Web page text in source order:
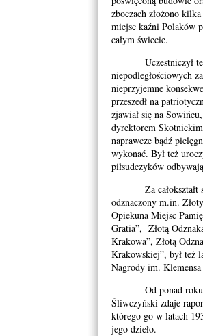
zboczach złożono
miejsc kaźni Polaków
całym świecie.
Uczestniczył też
niepodległościowych
nieprzyjemne
przeszedł na
zjawiał się na
dyrektorem
naprawcze bądź
wykonać. Był też
piłsudczyków
Za całokształt
odznaczony m.in.
Opiekuna Miejsc
Gratia”, Złotą
Krakowa”, Złotą
Krakowskiej”, był też
Nagrody im.
Od ponad roku
Śliwczyński zdaje
którego go w latach
jego dzieło.